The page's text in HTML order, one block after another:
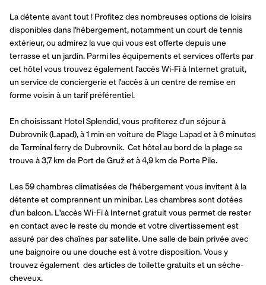
La détente avant tout ! Profitez des nombreuses options de loisirs
disponibles dans l'hébergement, notamment un court de tennis
extérieur, ou admirez la vue qui vous est offerte depuis une
terrasse et un jardin. Parmi les équipements et services offerts par
cet hôtel vous trouvez également l'accès Wi-Fi à Internet gratuit,
un service de conciergerie et l'accès à un centre de remise en
forme voisin à un tarif préférentiel.
En choisissant Hotel Splendid, vous profiterez d'un séjour à
Dubrovnik (Lapad), à 1 min en voiture de Plage Lapad et à 6 minutes
de Terminal ferry de Dubrovnik.  Cet hôtel au bord de la plage se
trouve à 3,7 km de Port de Gruž et à 4,9 km de Porte Pile.
Les 59 chambres climatisées de l'hébergement vous invitent à la
détente et comprennent un minibar. Les chambres sont dotées
d'un balcon. L'accès Wi-Fi à Internet gratuit vous permet de rester
en contact avec le reste du monde et votre divertissement est
assuré par des chaînes par satellite. Une salle de bain privée avec
une baignoire ou une douche est à votre disposition. Vous y
trouvez également  des articles de toilette gratuits et un sèche-
cheveux.